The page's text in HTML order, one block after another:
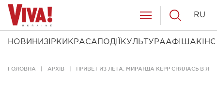
НОВИНИ ЗІРКИ КРАСА ПОДІЇ КУЛЬТУРААФІША КІНО
RU
ГОЛОВНА АРХІВ ПРИВЕТ ИЗ ЛЕТА: МИРАНДА КЕРР СНЯЛАСЬ В